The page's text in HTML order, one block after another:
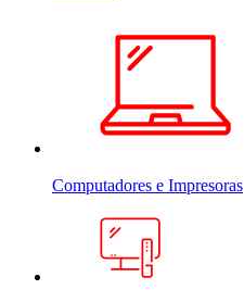
Computadores e Impresoras